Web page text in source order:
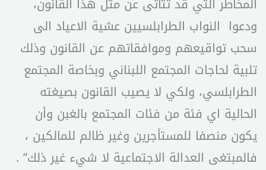
ودعوا النواب الطرابلسيين عشية الاعياد الى
سحب تواقيعهم وموافقاتهم عن القانون وذلك
تلبية لحاجات المجتمع اللبناني وبخاصة المجتمع
الطرابلسي، ولكي لا يصيب القانون بصيغته
الحالية اي فئة من فئات المجتمع بالغبن وأن
يكون منصفا للمستأجرين وغير ظالم للمالكين ،
فالمبتغى العدالة الاجتماعية لا شيء غير ذلك” .